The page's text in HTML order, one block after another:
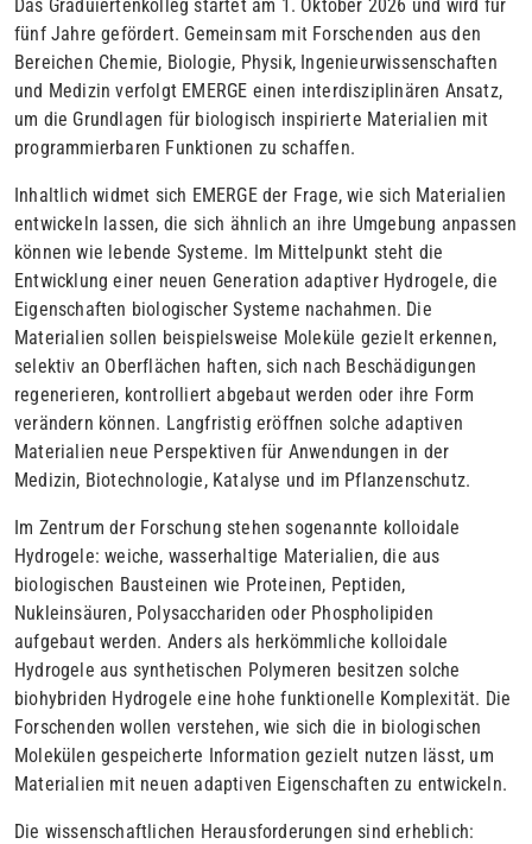
Das Graduiertenkolleg startet am 1. Oktober 2026 und wird für
fünf Jahre gefördert. Gemeinsam mit Forschenden aus den
Bereichen Chemie, Biologie, Physik, Ingenieurwissenschaften
und Medizin verfolgt EMERGE einen interdisziplinären Ansatz,
um die Grundlagen für biologisch inspirierte Materialien mit
programmierbaren Funktionen zu schaffen.
Inhaltlich widmet sich EMERGE der Frage, wie sich Materialien
entwickeln lassen, die sich ähnlich an ihre Umgebung anpassen
können wie lebende Systeme. Im Mittelpunkt steht die
Entwicklung einer neuen Generation adaptiver Hydrogele, die
Eigenschaften biologischer Systeme nachahmen. Die
Materialien sollen beispielsweise Moleküle gezielt erkennen,
selektiv an Oberflächen haften, sich nach Beschädigungen
regenerieren, kontrolliert abgebaut werden oder ihre Form
verändern können. Langfristig eröffnen solche adaptiven
Materialien neue Perspektiven für Anwendungen in der
Medizin, Biotechnologie, Katalyse und im Pflanzenschutz.
Im Zentrum der Forschung stehen sogenannte kolloidale
Hydrogele: weiche, wasserhaltige Materialien, die aus
biologischen Bausteinen wie Proteinen, Peptiden,
Nukleinsäuren, Polysacchariden oder Phospholipiden
aufgebaut werden. Anders als herkömmliche kolloidale
Hydrogele aus synthetischen Polymeren besitzen solche
biohybriden Hydrogele eine hohe funktionelle Komplexität. Die
Forschenden wollen verstehen, wie sich die in biologischen
Molekülen gespeicherte Information gezielt nutzen lässt, um
Materialien mit neuen adaptiven Eigenschaften zu entwickeln.
Die wissenschaftlichen Herausforderungen sind erheblich: